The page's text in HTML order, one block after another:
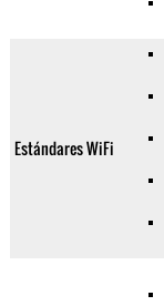
Estándares WiFi